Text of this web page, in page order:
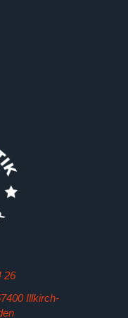
26
Illkirch-